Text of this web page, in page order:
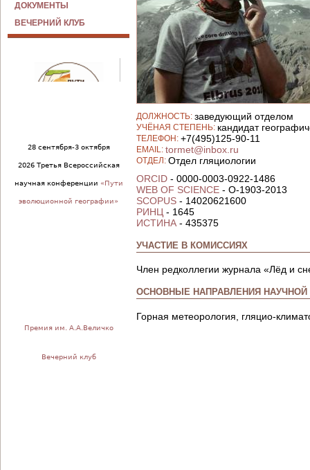
ДОЛЖНОСТЬ: заведующий отделом
УЧЁНАЯ СТЕПЕНЬ: кандидат
ТЕЛЕФОН: +7(495)125-90-11
EMAIL: tormet@inbox.ru
ОТДЕЛ: Отдел гляциологии
ORCID - 0000-0003-0922-1486
WEB OF SCIENCE - O-1903-2013
SCOPUS - 14020621600
РИНЦ - 1645
ИСТИНА - 435375
УЧАСТИЕ В КОМИССИЯХ
Член редколлегии журнала «Лёд и
ОСНОВНЫЕ НАПРАВЛЕНИЯ НАУЧНОЙ
Горная метеорология, гляцио-
ДОКУМЕНТЫ
ВЕЧЕРНИЙ КЛУБ
28 сентября-3 октября
2026 Третья Всероссийская
научная конференции «Пути
эволюционной географии»
Премия им. А.А.Величко
Вечерний клуб